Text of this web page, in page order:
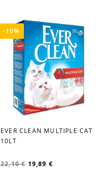
favorite_border
EVER CLEAN MULTIPLE CAT
10LT
22,10 € 19,89 €
-10%